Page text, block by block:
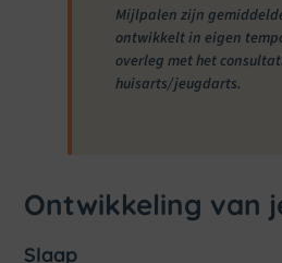
Mijlpalen zijn
ontwikkelt in eigen
overleg met het
huisarts/jeugdarts.
Ontwikkeling van
Slaap